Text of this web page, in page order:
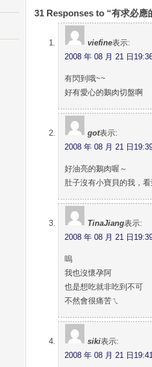
31 Responses to “有求必應
viefine表示:
2008 年 08 月 21 日
有閃到哦~~
好有愛心的鵝肉切盤啊
got表示:
2008 年 08 月 21 日
好油亮的鵝肉喔～
肚子沒有小寶貝的我，
TinaJiang表示:
2008 年 08 月 21 日
嗚
我也沒懷孕阿
也是想吃就非吃到不可
不然會很痛苦ㄟ
siki表示:
2008 年 08 月 21 日